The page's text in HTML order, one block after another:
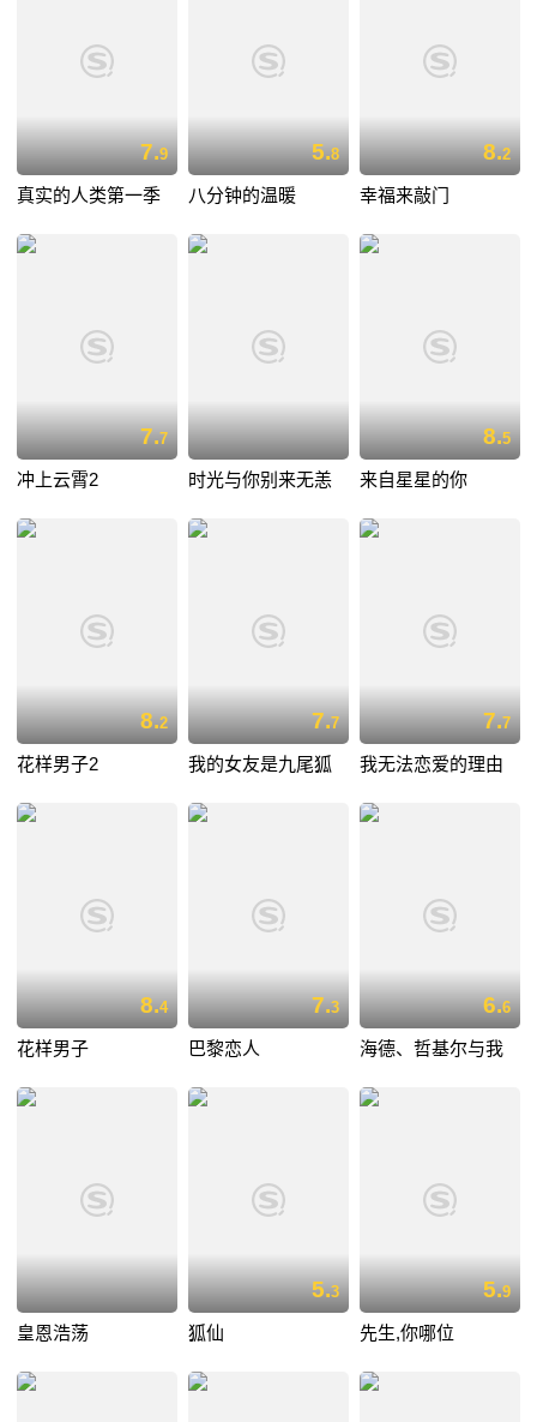
7.9
真实的人类第一季
5.8
八分钟的温暖
8.2
幸福来敲门
7.7
冲上云霄2 时光与你别来无恙
8.5
来自星星的你
8.2
花样男子2
7.7
我的女友是九尾狐
7.7
我无法恋爱的理由
8.4
花样男子
7.3
巴黎恋人
6.6
海德、哲基尔与我
皇恩浩荡
5.3
狐仙
5.9
先生,你哪位